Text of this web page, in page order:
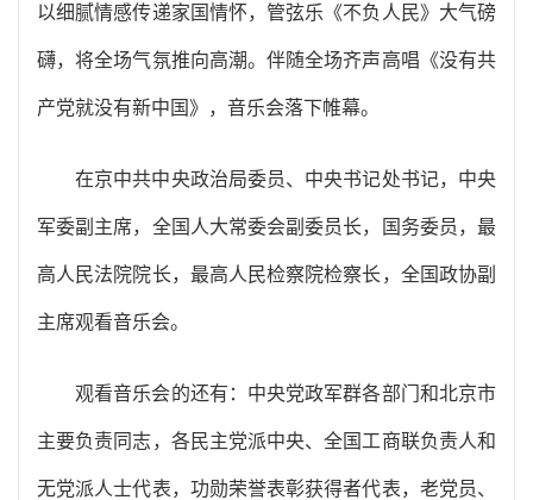
以细腻情感传递家国情怀，管弦乐《不负人民》大气磅
礴，将全场气氛推向高潮。伴随全场齐声高唱《没有共
产党就没有新中国》，音乐会落下帷幕。
在京中共中央政治局委员、中央书记处书记，中央
军委副主席，全国人大常委会副委员长，国务委员，最
高人民法院院长，最高人民检察院检察长，全国政协副
主席观看音乐会。
观看音乐会的还有：中央党政军群各部门和北京市
主要负责同志，各民主党派中央、全国工商联负责人和
无党派人士代表，功勋荣誉表彰获得者代表，老党员、